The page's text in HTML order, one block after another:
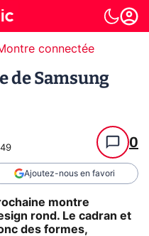
connectée
de Samsung
0
Ajoutez-nous en favori
montre
rond. Le cadran et
des formes,